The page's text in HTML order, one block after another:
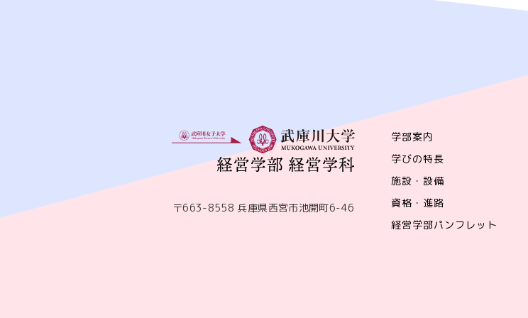
〒663-8558 兵庫県西宮市池開町6-46
学部案内
学びの特長
施設・設備
資格・進路
経営学部パンフレット